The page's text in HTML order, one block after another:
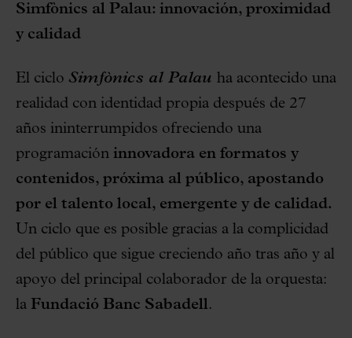
Simfònics al Palau: innovación, proximidad
y calidad
El ciclo Simfònics al Palau ha acontecido una
realidad con identidad propia después de 27
años ininterrumpidos ofreciendo una
programación innovadora en formatos y
contenidos, próxima al público, apostando
por el talento local, emergente y de calidad.
Un ciclo que es posible gracias a la complicidad
del público que sigue creciendo año tras año y al
apoyo del principal colaborador de la orquesta:
la Fundació Banc Sabadell.